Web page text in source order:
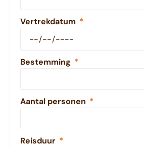
Vertrekdatum
Bestemming
Aantal personen
Reisduur